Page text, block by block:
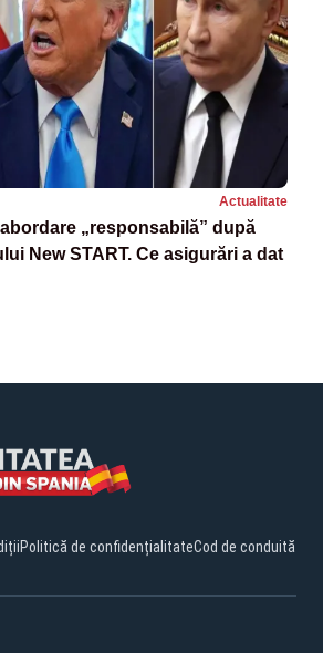
Actualitate
„responsabilă” după
New START. Ce asigurări a dat
Politică de confidențialitateCod de conduită